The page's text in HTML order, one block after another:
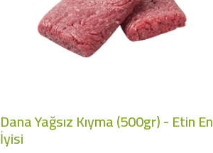
Dana Yağsız Kıyma (500gr) - Etin En
İyisi